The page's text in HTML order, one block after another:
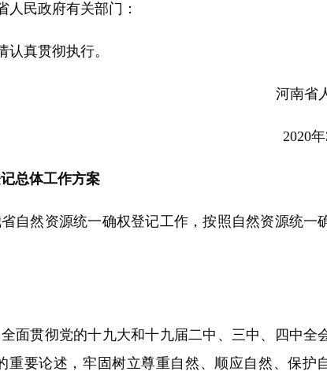
民政府有关部门：
真贯彻执行。
河南省
2020
总体工作方案
然资源统一确权登记工作，按照自然资源统一
贯彻党的十九大和十九届二中、三中、四中全
要论述，牢固树立尊重自然、顺应自然、保护